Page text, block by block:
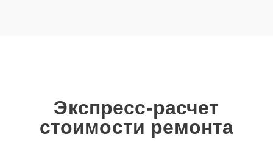
Экспресс-расчет
стоимости ремонта